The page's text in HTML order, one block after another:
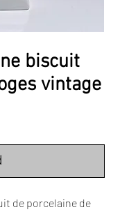
biscuit
vintage
de porcelaine de